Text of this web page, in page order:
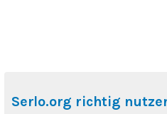
Serlo.org richtig